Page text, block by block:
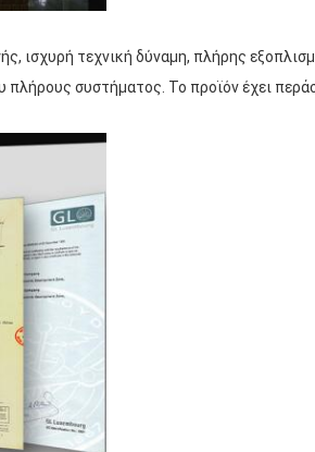
ισχυρή τεχνική δύναμη, πλήρης
συστήματος. Το προϊόν έχει